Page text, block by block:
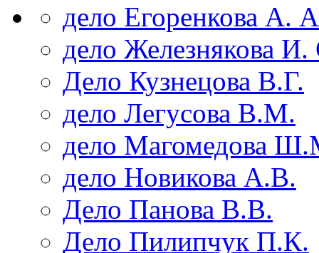
дело Егоренкова А.
дело Железнякова И.
Дело Кузнецова В.Г.
дело Легусова В.М.
дело Магомедова
дело Новикова А.В.
Дело Панова В.В.
Дело Пилипчук П.К.